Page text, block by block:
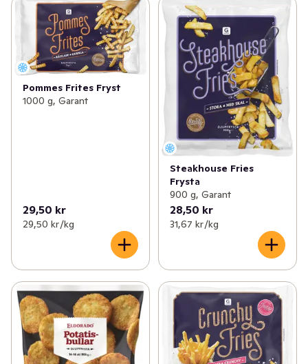
Pommes Frites Fryst
1000 g, Garant
29,50 kr
29,50 kr /kg
Steakhouse Fries
Frysta
900 g, Garant
28,50 kr
31,67 kr /kg